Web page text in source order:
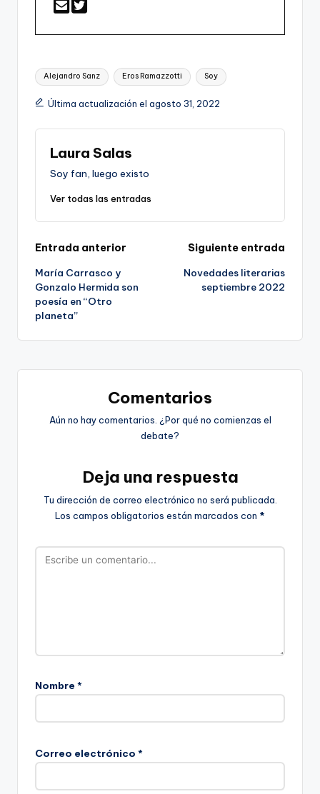
Etiquetas:
Alejandro Sanz Eros Ramazzotti Soy
Última actualización el agosto 31, 2022
Laura Salas
Soy fan, luego existo
Ver todas las entradas
Navegación
de
entradas
Entrada anterior
María Carrasco y
Gonzalo Hermida son
poesía en “Otro
planeta”
Siguiente entrada
Novedades literarias
septiembre 2022
Comentarios
Aún no hay comentarios. ¿Por qué no comienzas el
debate?
Deja una respuesta
Tu dirección de correo electrónico no será publicada.
Los campos obligatorios están marcados con *
Nombre *
Correo electrónico *